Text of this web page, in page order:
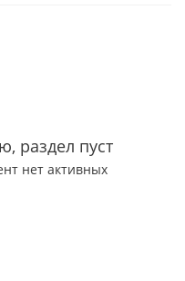
раздел пуст
нет активных